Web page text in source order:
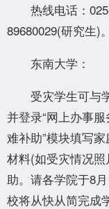
热线电话：
89680029(研究生)。
东南大学：
受灾学生可与
并登录“网上办事
难补助”模块填写
材料(如受灾情况
助。请各学院于8
校将从快从简完成